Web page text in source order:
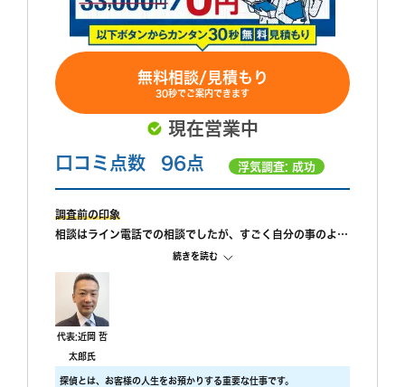
無料相談/見積もり
30秒でご案内できます
現在営業中
口コミ点数
96点 浮気調査: 成功
調査前の印象
相談はライン電話での相談でしたが、すごく自分の事のよう
に親身になって相談に乗ってもらえました。 また、私が自
己肯定感が低いこともあり、自分のことを攻めていると、も
っと自信を持ちなさいと励ましてもらってすごく嬉しかった
です。
調査中の印象
尾行が旦那の会社スタートの予定でしたが、場所が違ってい
たようで、必死に探してくれたと伺っております。こちらの
続きを読む
代表:近岡 哲
太郎氏
探偵とは、お客様の人生をお預かりする重要な仕事です。